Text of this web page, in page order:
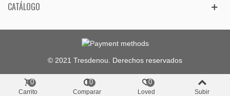
CATÁLOGO
© 2021 Tresdenou. Derechos reservados
Carrito
0
Comparar
0
Loved
0
Subir